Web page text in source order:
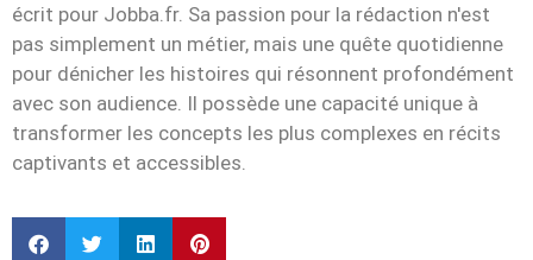
écrit pour Jobba.fr. Sa passion pour la rédaction n'est
pas simplement un métier, mais une quête quotidienne
pour dénicher les histoires qui résonnent profondément
avec son audience. Il possède une capacité unique à
transformer les concepts les plus complexes en récits
captivants et accessibles.